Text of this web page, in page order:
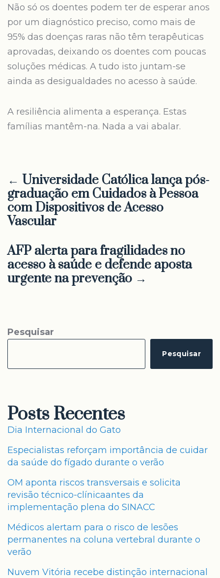
Não só os doentes podem ter de esperar anos
por um diagnóstico preciso, como mais de
95% das doenças raras não têm terapêuticas
aprovadas, deixando os doentes com poucas
soluções médicas. A tudo isto juntam-se
ainda as desigualdades no acesso à saúde.
A resiliência alimenta a esperança. Estas
famílias mantêm-na. Nada a vai abalar.
← Universidade Católica lança pós-
graduação em Cuidados à Pessoa
com Dispositivos de Acesso
Vascular
AFP alerta para fragilidades no
acesso à saúde e defende aposta
urgente na prevenção →
Pesquisar
Pesquisar
Posts Recentes
Dia Internacional do Gato
Especialistas reforçam importância de cuidar
da saúde do fígado durante o verão
OM aponta riscos transversais e solicita
revisão técnico-clínicaantes da
implementação plena do SINACC
Médicos alertam para o risco de lesões
permanentes na coluna vertebral durante o
verão
Nuvem Vitória recebe distinção internacional